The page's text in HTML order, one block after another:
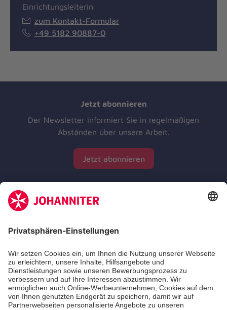
Einrichtungsleiterin
zum Kontakt-Formular
+49 5182 90887-0
Jetzt abonnieren
Der Newsletter informiert Sie in regelmäßigen
Abständen über unsere Arbeit.
Jetzt abonnieren
Zertifizierung der Johanniter-Unfall-Hilfe e.V.
Die Johanniter GmbH führt das Spendenzertifikat
des Deutschen Spendenrats e.V.